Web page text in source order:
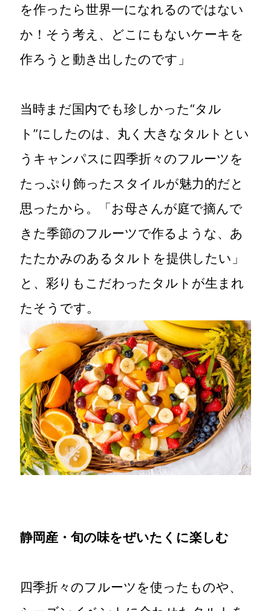
を作ったら世界一になれるのではない
か！そう考え、どこにもないケーキを
作ろうと動き出したのです」
当時まだ国内でも珍しかった“タル
ト”にしたのは、丸く大きなタルトとい
うキャンパスに四季折々のフルーツを
たっぷり飾ったスタイルが魅力的だと
思ったから。「お母さんが庭で摘んで
きた季節のフルーツで作るような、あ
たたかみのあるタルトを提供したい」
と、彩りもこだわったタルトが生まれ
たそうです。
静岡産・旬の味をぜいたくに楽しむ
四季折々のフルーツを使ったものや、